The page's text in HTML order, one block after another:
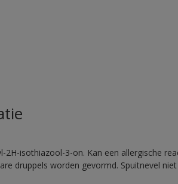
isothiazool-3-on. Kan een allergische
druppels worden gevormd. Spuitnevel niet